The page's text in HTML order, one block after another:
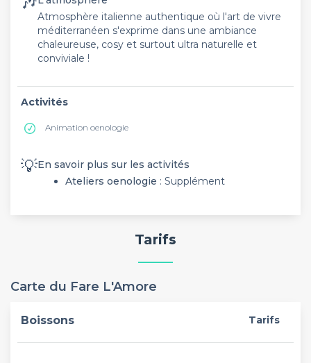
Atmosphère italienne authentique où l'art de vivre
méditerranéen s'exprime dans une ambiance
chaleureuse, cosy et surtout ultra naturelle et
conviviale !
Activités
Animation oenologie
💡En savoir plus sur les activités
Ateliers oenologie : Supplément
Tarifs
Carte du Fare L'Amore
Boissons Tarifs